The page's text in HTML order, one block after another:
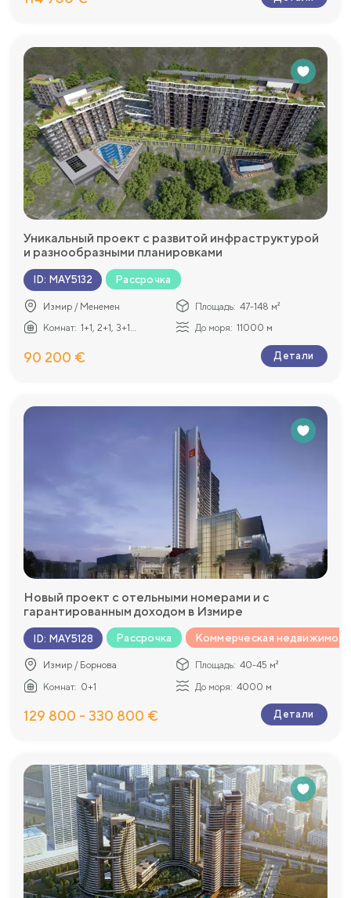
Уникальный проект с развитой инфраструктурой
и разнообразными планировками
ID: MAY5132 Рассрочка
Измир / Менемен Площадь: 47-148 м²
Комнат: 1+1, 2+1, 3+1... До моря: 11000 м
90 200 € Детали
Новый проект с отельными номерами и с
гарантированным доходом в Измире
ID: MAY5128 Рассрочка Коммерческая
Измир / Борнова Площадь: 40-45 м²
Комнат: 0+1 До моря: 4000 м
129 800 - 330 800 € Детали